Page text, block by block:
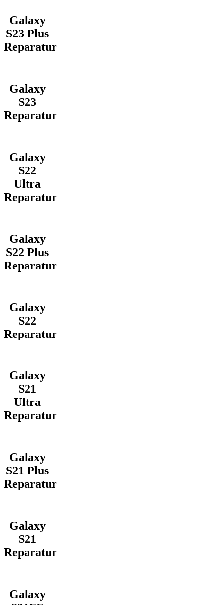
Galaxy
S23 Plus
Reparatur
Galaxy
S23
Reparatur
Galaxy
S22
Ultra
Reparatur
Galaxy
S22 Plus
Reparatur
Galaxy
S22
Reparatur
Galaxy
S21
Ultra
Reparatur
Galaxy
S21 Plus
Reparatur
Galaxy
S21
Reparatur
Galaxy